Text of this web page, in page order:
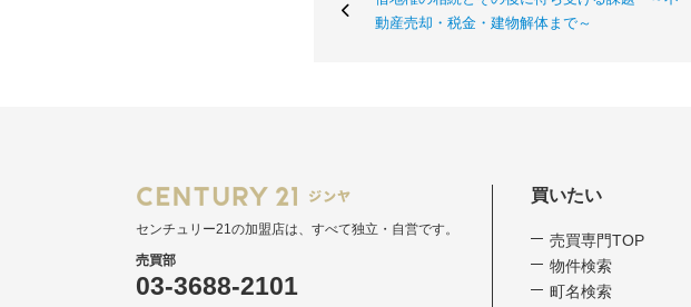
動産売却・税金・建物解体まで～
センチュリー21の加盟店は、すべて独立・自営です。
売買部
03-3688-2101
買いたい
売買専門TOP
物件検索
町名検索